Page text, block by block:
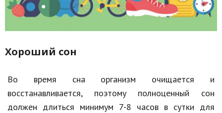
Хороший сон
Во время сна организм очищается и
восстанавливается, поэтому полноценный сон
должен длиться минимум 7-8 часов в сутки для